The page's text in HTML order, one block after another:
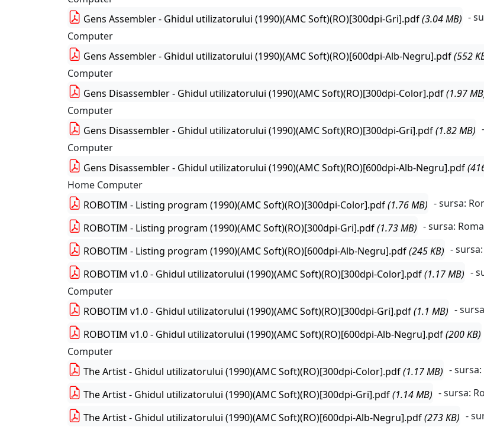
Gens Assembler - Ghidul utilizatorului (1990)(AMC Soft)(RO)[300dpi-Gri].pdf(3.04 MB) -
Computer
Gens Assembler - Ghidul utilizatorului (1990)(AMC Soft)(RO)[600dpi-Alb-Negru].pdf(552
Computer
Gens Disassembler - Ghidul utilizatorului (1990)(AMC Soft)(RO)[300dpi-Color].pdf(1.97
Computer
Gens Disassembler - Ghidul utilizatorului (1990)(AMC Soft)(RO)[300dpi-Gri].pdf(1.82 MB)
Computer
Gens Disassembler - Ghidul utilizatorului (1990)(AMC Soft)(RO)[600dpi-Alb-Negru].pdf
Home Computer
ROBOTIM - Listing program (1990)(AMC Soft)(RO)[300dpi-Color].pdf(1.76 MB) - sursa:
ROBOTIM - Listing program (1990)(AMC Soft)(RO)[300dpi-Gri].pdf(1.73 MB) - sursa:
ROBOTIM - Listing program (1990)(AMC Soft)(RO)[600dpi-Alb-Negru].pdf(245 KB) -
ROBOTIM v1.0 - Ghidul utilizatorului (1990)(AMC Soft)(RO)[300dpi-Color].pdf(1.17 MB) -
Computer
ROBOTIM v1.0 - Ghidul utilizatorului (1990)(AMC Soft)(RO)[300dpi-Gri].pdf(1.1 MB) -
ROBOTIM v1.0 - Ghidul utilizatorului (1990)(AMC Soft)(RO)[600dpi-Alb-Negru].pdf(200 KB)
Computer
The Artist - Ghidul utilizatorului (1990)(AMC Soft)(RO)[300dpi-Color].pdf(1.17 MB) -
The Artist - Ghidul utilizatorului (1990)(AMC Soft)(RO)[300dpi-Gri].pdf(1.14 MB) - sursa:
The Artist - Ghidul utilizatorului (1990)(AMC Soft)(RO)[600dpi-Alb-Negru].pdf(273 KB) -